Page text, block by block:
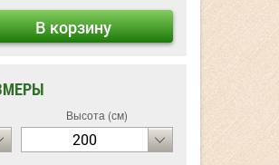
В корзину
Высота (см)
200